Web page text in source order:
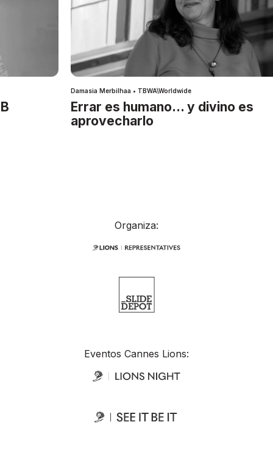
Damasia Merbilhaa • TBWA\Worldwide
Errar es humano… y divino es
aprovecharlo
Organiza:
Eventos Cannes Lions: